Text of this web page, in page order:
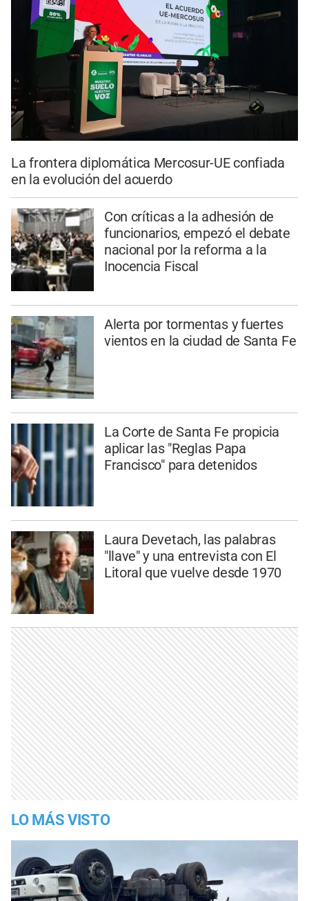
La frontera diplomática Mercosur-UE confiada
en la evolución del acuerdo
Con críticas a la adhesión de
funcionarios, empezó el debate
nacional por la reforma a la
Inocencia Fiscal
Alerta por tormentas y fuertes
vientos en la ciudad de Santa Fe
La Corte de Santa Fe propicia
aplicar las "Reglas Papa
Francisco" para detenidos
Laura Devetach, las palabras
"llave" y una entrevista con El
Litoral que vuelve desde 1970
LO MÁS VISTO